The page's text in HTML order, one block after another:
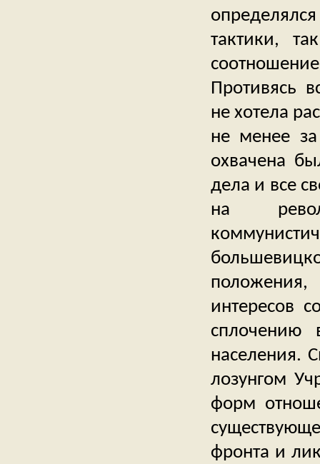
тактики,
Противясь
не хотела
не менее
охвачена
дела и все
на
интересов
сплочению
населения.
лозунгом
форм
фронта и